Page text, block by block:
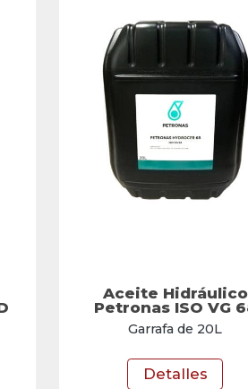
Aceite Hidráulico
Petronas ISO VG
Garrafa de 20L
Detalles